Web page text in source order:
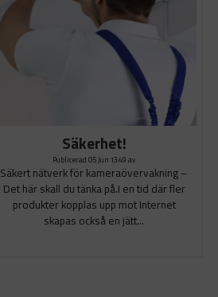
Säkerhet!
Publicerad 05 Jun 13:49 av
Säkert nätverk för kameraövervakning –
Det här skall du tänka på.I en tid där fler
produkter kopplas upp mot Internet
skapas också en jätt...